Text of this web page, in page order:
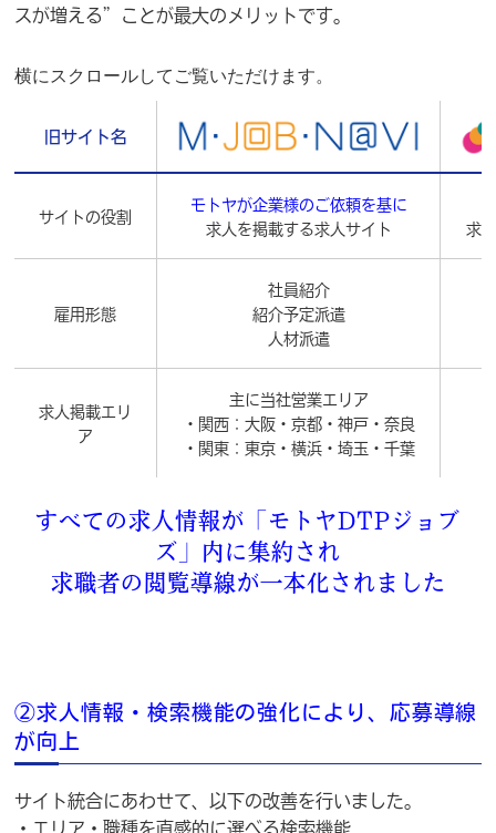
スが増える”ことが最大のメリットです。
横にスクロールしてご覧いただけます。
旧サイト名
サイトの役割
モトヤが企業様のご依頼を基に
求人を掲載する求人サイト
求
雇用形態
社員紹介
紹介予定派遣
人材派遣
求人掲載エリ
ア
主に当社営業エリア
・関西：大阪・京都・神戸・奈良
・関東：東京・横浜・埼玉・千葉
すべての求人情報が「モトヤDTPジョブ
ズ」内に集約され
求職者の閲覧導線が一本化されました
②求人情報・検索機能の強化により、応募導線
が向上
サイト統合にあわせて、以下の改善を行いました。
・エリア・職種を直感的に選べる検索機能